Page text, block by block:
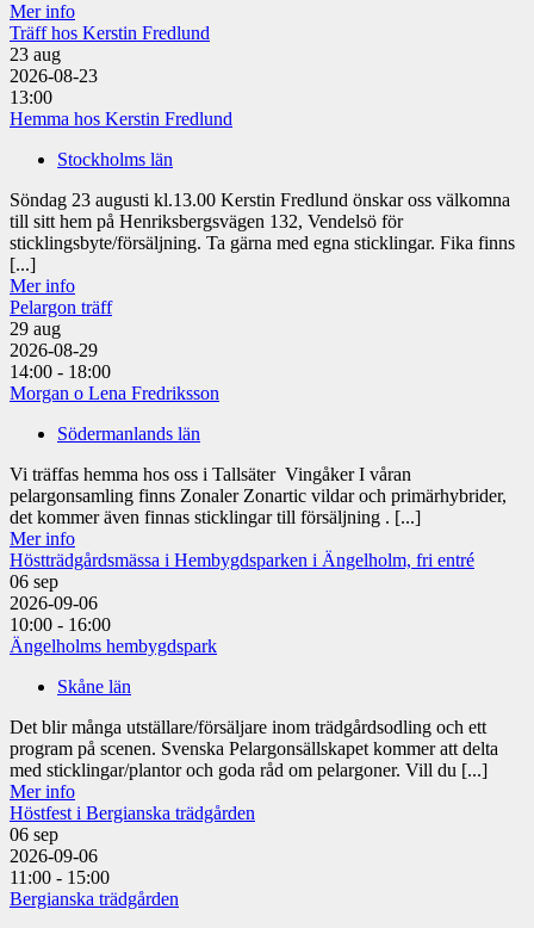
Mer info
Träff hos Kerstin Fredlund
23 aug
2026-08-23
13:00
Hemma hos Kerstin Fredlund
Stockholms län
Söndag 23 augusti kl.13.00 Kerstin Fredlund önskar oss välkomna
till sitt hem på Henriksbergsvägen 132, Vendelsö för
sticklingsbyte/försäljning. Ta gärna med egna sticklingar. Fika finns
[...]
Mer info
Pelargon träff
29 aug
2026-08-29
14:00 - 18:00
Morgan o Lena Fredriksson
Södermanlands län
Vi träffas hemma hos oss i Tallsäter Vingåker I våran
pelargonsamling finns Zonaler Zonartic vildar och primärhybrider,
det kommer även finnas sticklingar till försäljning . [...]
Mer info
Höstträdgårdsmässa i Hembygdsparken i Ängelholm, fri entré
06 sep
2026-09-06
10:00 - 16:00
Ängelholms hembygdspark
Skåne län
Det blir många utställare/försäljare inom trädgårdsodling och ett
program på scenen. Svenska Pelargonsällskapet kommer att delta
med sticklingar/plantor och goda råd om pelargoner. Vill du [...]
Mer info
Höstfest i Bergianska trädgården
06 sep
2026-09-06
11:00 - 15:00
Bergianska trädgården